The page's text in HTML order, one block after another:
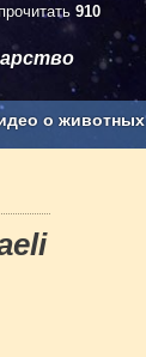
910
о животных